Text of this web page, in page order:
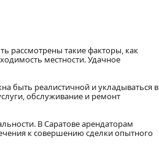
рассмотрены такие факторы, как
местности. Удачное
быть реалистичной и укладываться в
обслуживание и ремонт
В Саратове арендаторам
к совершению сделки опытного